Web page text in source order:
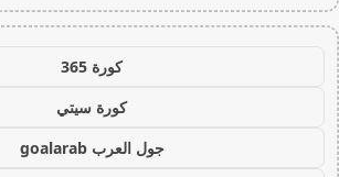
كورة 365
كورة سيتي
جول العرب goalarab